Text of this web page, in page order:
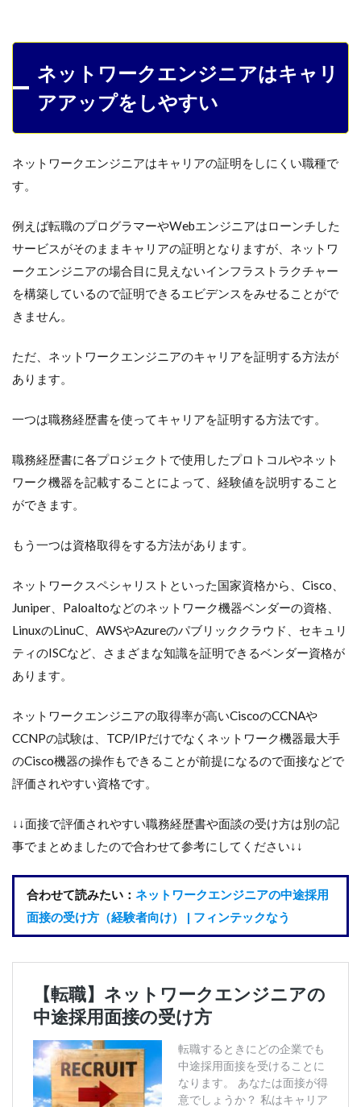
ネットワークエンジニアはキャリ
アアップをしやすい
ネットワークエンジニアはキャリアの証明をしにくい職種で
す。
例えば転職のプログラマーやWebエンジニアはローンチした
サービスがそのままキャリアの証明となりますが、ネットワ
ークエンジニアの場合目に見えないインフラストラクチャー
を構築しているので証明できるエビデンスをみせることがで
きません。
ただ、ネットワークエンジニアのキャリアを証明する方法が
あります。
一つは職務経歴書を使ってキャリアを証明する方法です。
職務経歴書に各プロジェクトで使用したプロトコルやネット
ワーク機器を記載することによって、経験値を説明すること
ができます。
もう一つは資格取得をする方法があります。
ネットワークスペシャリストといった国家資格から、Cisco、
Juniper、Paloaltoなどのネットワーク機器ベンダーの資格、
LinuxのLinuC、AWSやAzureのパブリッククラウド、セキュリ
ティのISCなど、さまざまな知識を証明できるベンダー資格が
あります。
ネットワークエンジニアの取得率が高いCiscoのCCNAや
CCNPの試験は、TCP/IPだけでなくネットワーク機器最大手
のCisco機器の操作もできることが前提になるので面接などで
評価されやすい資格です。
↓↓面接で評価されやすい職務経歴書や面談の受け方は別の記
事でまとめましたので合わせて参考にしてください↓↓
合わせて読みたい：ネットワークエンジニアの中途採用
面接の受け方（経験者向け） | フィンテックなう